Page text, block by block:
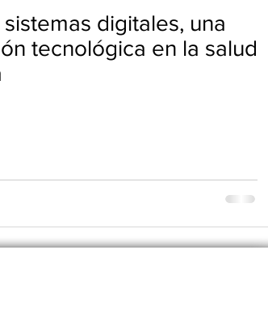
digitales, una
tecnológica en la salud